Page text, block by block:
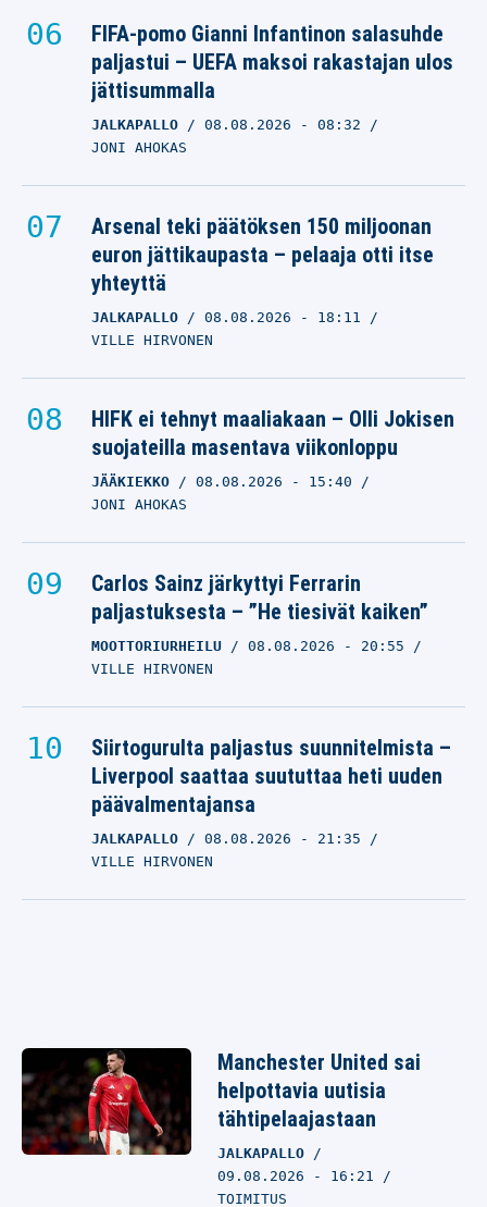
FIFA-pomo Gianni Infantinon salasuhde
paljastui – UEFA maksoi rakastajan ulos
jättisummalla
JALKAPALLO 08.08.2026 - 08:32
JONI AHOKAS
Arsenal teki päätöksen 150 miljoonan
euron jättikaupasta – pelaaja otti itse
yhteyttä
JALKAPALLO 08.08.2026 - 18:11
VILLE HIRVONEN
HIFK ei tehnyt maaliakaan – Olli Jokisen
suojateilla masentava viikonloppu
JÄÄKIEKKO 08.08.2026 - 15:40
JONI AHOKAS
Carlos Sainz järkyttyi Ferrarin
paljastuksesta – ”He tiesivät kaiken”
MOOTTORIURHEILU 08.08.2026 - 20:55
VILLE HIRVONEN
Siirtogurulta paljastus suunnitelmista –
Liverpool saattaa suututtaa heti uuden
päävalmentajansa
JALKAPALLO 08.08.2026 - 21:35
VILLE HIRVONEN
Manchester United sai
helpottavia uutisia
tähtipelaajastaan
JALKAPALLO
09.08.2026 - 16:21
TOIMITUS